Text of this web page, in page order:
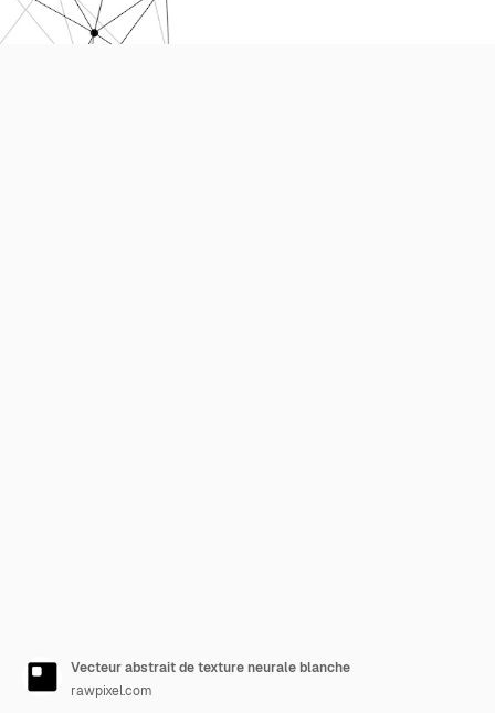
Vecteur abstrait de texture neurale blanche
rawpixel.com